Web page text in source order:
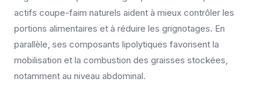
actifs coupe-faim naturels aident à mieux contrôler les
portions alimentaires et à réduire les grignotages. En
parallèle, ses composants lipolytiques favorisent la
mobilisation et la combustion des graisses stockées,
notamment au niveau abdominal.